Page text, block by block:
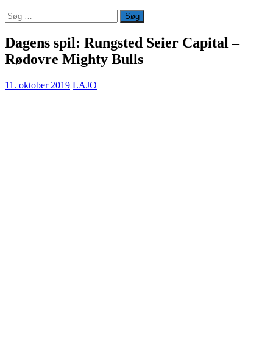
Søg
efter:
Dagens spil: Rungsted Seier Capital –
Rødovre Mighty Bulls
11. oktober 2019 LAJO